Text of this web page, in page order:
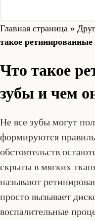
Главная страница »
такое
Что такое
зубы и чем
Не все зубы могут
формируются
обстоятельств
скрыты в мягких
называют
просто вызывает
воспалительные